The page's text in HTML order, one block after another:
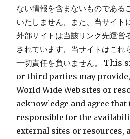
ない情報を含まないものである
いたしません。また、当サイト
外部サイトは当該リンク先運営
されています。当サイトはこれ
一切責任を負いません。 This
or third parties may
World Wide Web sites or
acknowledge and agree
responsible for the
external sites or resources,